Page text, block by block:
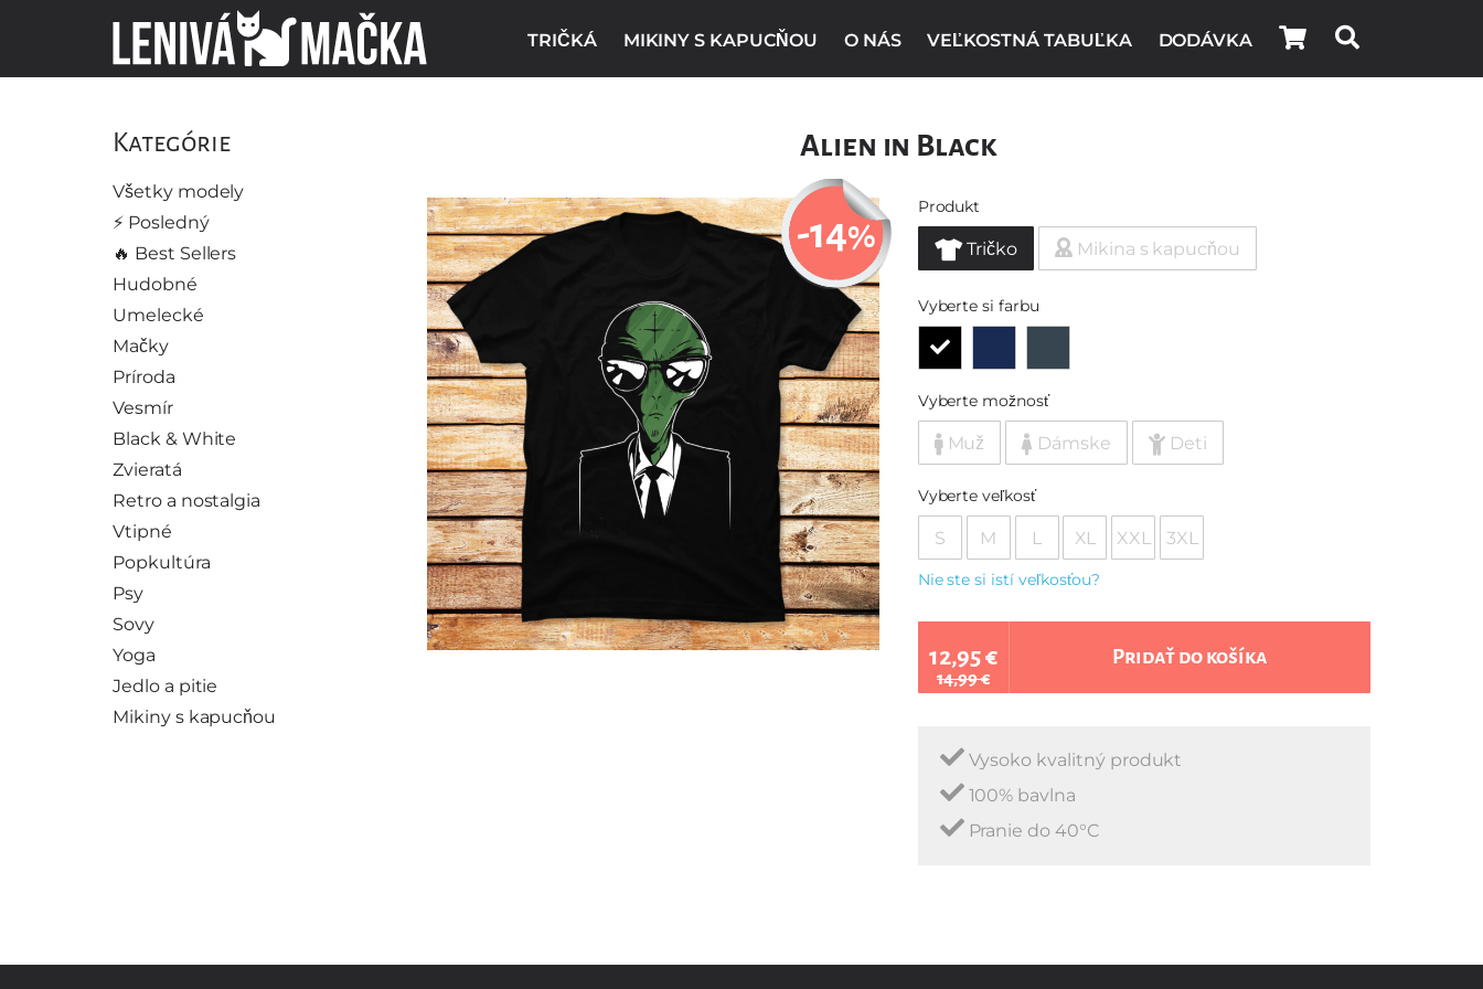
TRIČKÁ MIKINY S KAPUCŇOU O NÁS VEĽKOSTNÁ TABUĽKA DODÁVKA
Kategórie
Všetky modely
⚡️ Posledný
🔥 Best Sellers
Hudobné
Umelecké
Mačky
Príroda
Vesmír
Black & White
Zvieratá
Retro a nostalgia
Vtipné
Popkultúra
Psy
Sovy
Yoga
Jedlo a pitie
Mikiny s kapucňou
Alien in Black
-14%
Produkt
Tričko Mikina s kapucňou
Vyberte si farbu
Vyberte možnosť
Muž Dámske Deti
Vyberte veľkosť
S M L XL XXL 3XL
Nie ste si istí veľkosťou?
12,95 €
14,99 €
Pridať do košíka
Vysoko kvalitný produkt
100% bavlna
Pranie do 40°C